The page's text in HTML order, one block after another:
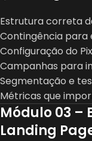
Estrutura correta
Contingência para
Configuração do
Campanhas para
Segmentação e
Métricas que
Módulo 03 –
Landing